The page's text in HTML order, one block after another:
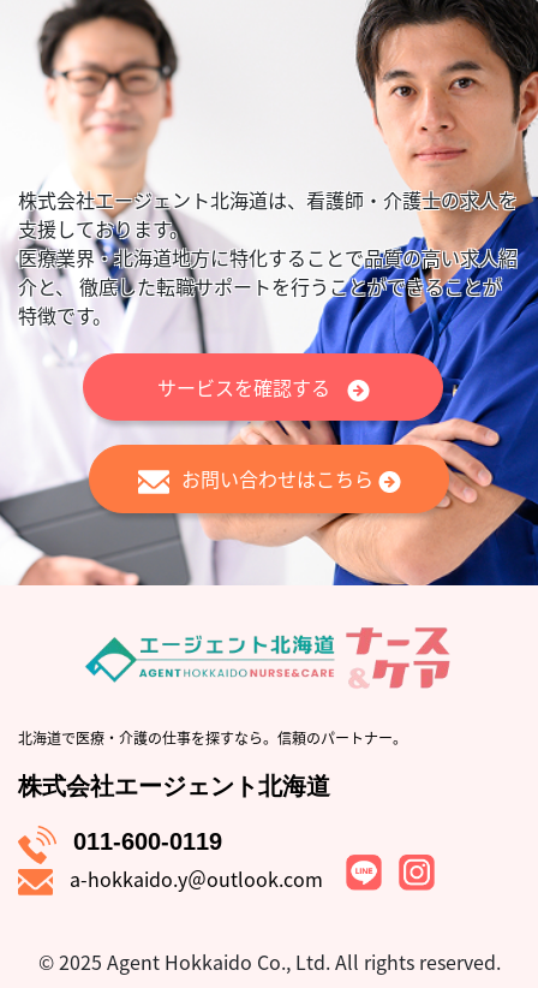
株式会社エージェント北海道は、看護師・介護士の求人を
支援しております。
医療業界・北海道地方に特化することで品質の高い求人紹
介と、 徹底した転職サポートを行うことができることが
特徴です。
サービスを確認する
お問い合わせはこちら
北海道で医療・介護の仕事を探すなら。信頼のパートナー。
株式会社エージェント北海道
011-600-0119
a-hokkaido.y＠outlook.com
© 2025 Agent Hokkaido Co., Ltd.All rights reserved.